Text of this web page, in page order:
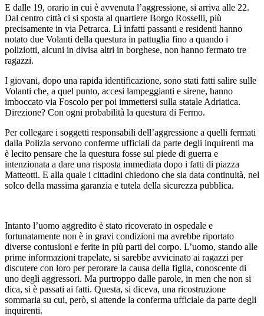
E dalle 19, orario in cui è avvenuta l’aggressione, si arriva alle 22.
Dal centro città ci si sposta al quartiere Borgo Rosselli, più
precisamente in via Petrarca. Lì infatti passanti e residenti hanno
notato due Volanti della questura in pattuglia fino a quando i
poliziotti, alcuni in divisa altri in borghese, non hanno fermato tre
ragazzi.
I giovani, dopo una rapida identificazione, sono stati fatti salire sulle
Volanti che, a quel punto, accesi lampeggianti e sirene, hanno
imboccato via Foscolo per poi immettersi sulla statale Adriatica.
Direzione? Con ogni probabilità la questura di Fermo.
Per collegare i soggetti responsabili dell’aggressione a quelli fermati
dalla Polizia servono conferme ufficiali da parte degli inquirenti ma
è lecito pensare che la questura fosse sul piede di guerra e
intenzionata a dare una risposta immediata dopo i fatti di piazza
Matteotti. E alla quale i cittadini chiedono che sia data continuità, nel
solco della massima garanzia e tutela della sicurezza pubblica.
Intanto l’uomo aggredito è stato ricoverato in ospedale e
fortunatamente non è in gravi condizioni ma avrebbe riportato
diverse contusioni e ferite in più parti del corpo. L’uomo, stando alle
prime informazioni trapelate, si sarebbe avvicinato ai ragazzi per
discutere con loro per perorare la causa della figlia, conoscente di
uno degli aggressori. Ma purtroppo dalle parole, in men che non si
dica, si è passati ai fatti. Questa, si diceva, una ricostruzione
sommaria su cui, però, si attende la conferma ufficiale da parte degli
inquirenti.